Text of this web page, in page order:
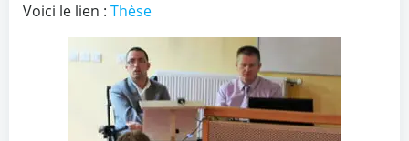
Voici le lien : Thèse